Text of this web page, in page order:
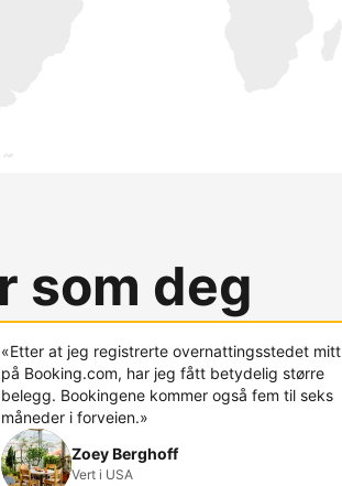
som deg
«Etter at jeg registrerte overnattingsstedet mitt
på Booking.com, har jeg fått betydelig større
belegg. Bookingene kommer også fem til seks
måneder i forveien.»
Zoey Berghoff
Vert i USA